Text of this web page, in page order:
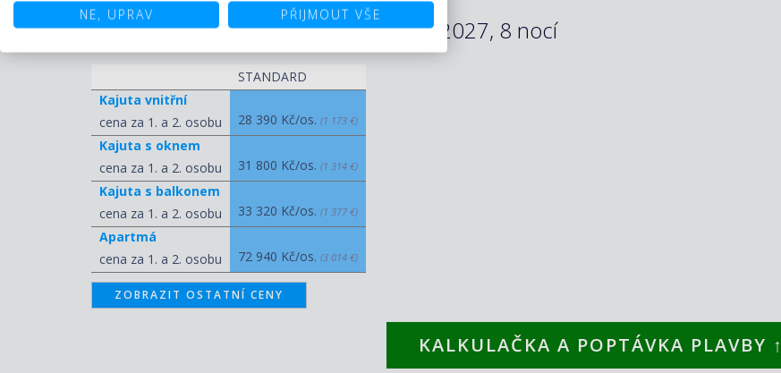
Ceny pro termín 15.05.2027 - 23.05.2027, 8 nocí
STANDARD
Kajuta vnitřní
cena za 1. a 2. osobu
28 390 Kč/os. (1 173 €)
Kajuta s oknem
cena za 1. a 2. osobu
31 800 Kč/os. (1 314 €)
Kajuta s balkonem
cena za 1. a 2. osobu
33 320 Kč/os. (1 377 €)
Apartmá
cena za 1. a 2. osobu
72 940 Kč/os. (3 014 €)
ZOBRAZIT OSTATNÍ CENY
KALKULAČKA A POPTÁVKA PLAVBY ↑
NE, UPRAV PŘIJMOUT VŠE